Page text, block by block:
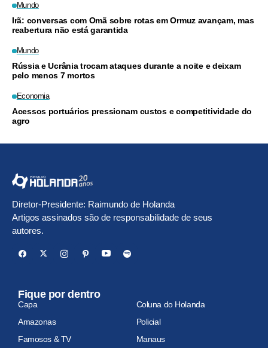
Mundo
Irã: conversas com Omã sobre rotas em Ormuz avançam, mas
reabertura não está garantida
Mundo
Rússia e Ucrânia trocam ataques durante a noite e deixam
pelo menos 7 mortos
Economia
Acessos portuários pressionam custos e competitividade do
agro
Diretor-Presidente: Raimundo de Holanda
Artigos assinados são de responsabilidade de seus
autores.
Fique por dentro
Capa
Coluna do Holanda
Amazonas
Policial
Famosos & TV
Manaus